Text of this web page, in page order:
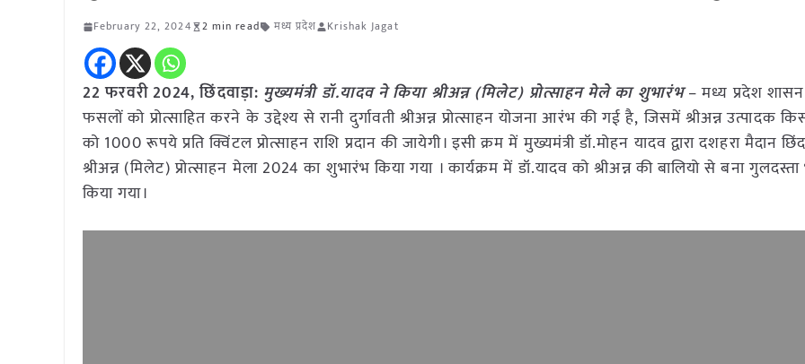
February 22, 2024 2 min read मध्य प्रदेश Krishak Jagat
22 फरवरी 2024, छिंदवाड़ा: मुख्यमंत्री डॉ.यादव ने किया श्रीअन्न (मिलेट) प्रोत्साहन मेले का शुभारंभ– मध्य प्रदेश शासन
फसलों को प्रोत्साहित करने के उद्देश्य से रानी दुर्गावती श्रीअन्न प्रोत्साहन योजना आरंभ की गई है, जिसमें श्रीअन्न उत्पादक
को 1000 रूपये प्रति क्विंटल प्रोत्साहन राशि प्रदान की जायेगी। इसी क्रम में मुख्यमंत्री डॉ.मोहन यादव द्वारा दशहरा मैदान
श्रीअन्न (मिलेट) प्रोत्साहन मेला 2024 का शुभारंभ किया गया । कार्यक्रम में डॉ.यादव को श्रीअन्न की बालियो से बना
किया गया।